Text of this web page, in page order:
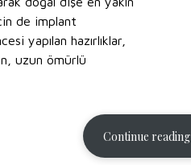
de implant
yapılan hazırlıklar,
uzun ömürlü
Continue reading